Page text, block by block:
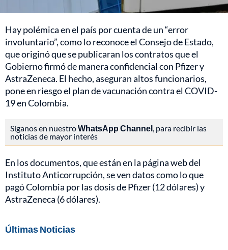
Hay polémica en el país por cuenta de un “error
involuntario”, como lo reconoce el Consejo de Estado,
que originó que se publicaran los contratos que el
Gobierno firmó de manera confidencial con Pfizer y
AstraZeneca. El hecho, aseguran altos funcionarios,
pone en riesgo el plan de vacunación contra el COVID-
19 en Colombia.
Síganos en nuestroWhatsApp Channel , para recibir las
noticias de mayor interés
En los documentos, que están en la página web del
Instituto Anticorrupción, se ven datos como lo que
pagó Colombia por las dosis de Pfizer (12 dólares) y
AstraZeneca (6 dólares).
Últimas Noticias